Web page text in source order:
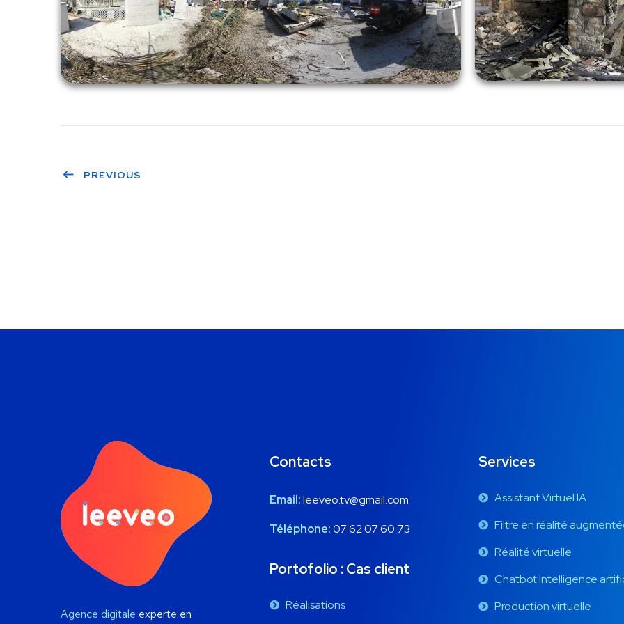
PREVIOUS
Agence digitale experte en
Contacts
Email:leeveo.tv@gmail.com
Téléphone:07 62 07 60 73
Portofolio : Cas client
Réalisations
Services
Assistant Virtuel IA
Filtre en réalité
Réalité virtuelle
Chatbot Intelligence
Production virtuelle